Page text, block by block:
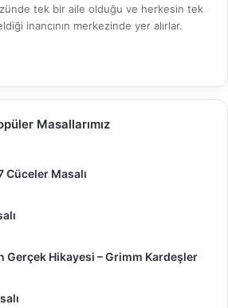
tek bir aile olduğu ve herkesin tek
inancının merkezinde yer alırlar.
Masallarımız
Cüceler Masalı
Gerçek Hikayesi – Grimm Kardeşler